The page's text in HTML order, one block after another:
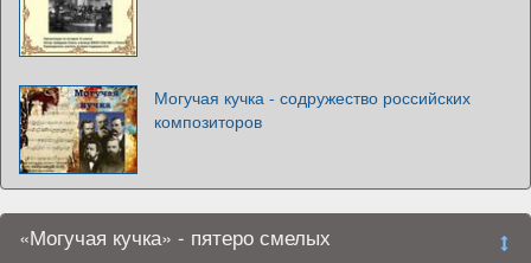
Могучая кучка - содружество российских
композиторов
«Могучая кучка» - пятеро смелых